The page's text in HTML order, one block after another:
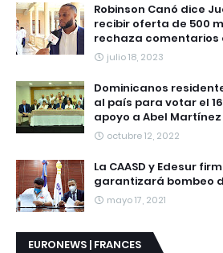
Robinson Canó dice
recibir oferta de 500
rechaza comentarios
julio 18, 2023
Dominicanos
al país para votar el
apoyo a Abel Martínez
octubre 12, 2022
La CAASD y Edesur
garantizará bombeo
mayo 17, 2021
EURONEWS | FRANCES